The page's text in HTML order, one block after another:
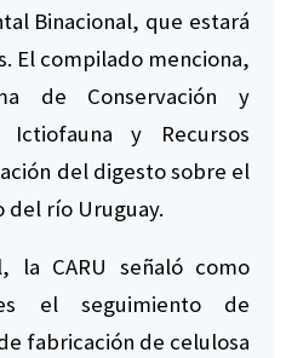
Binacional, que estará
El compilado menciona,
de Conservación y
Ictiofauna y Recursos
del digesto sobre el
del río Uruguay.
la CARU señaló como
el seguimiento de
fabricación de celulosa